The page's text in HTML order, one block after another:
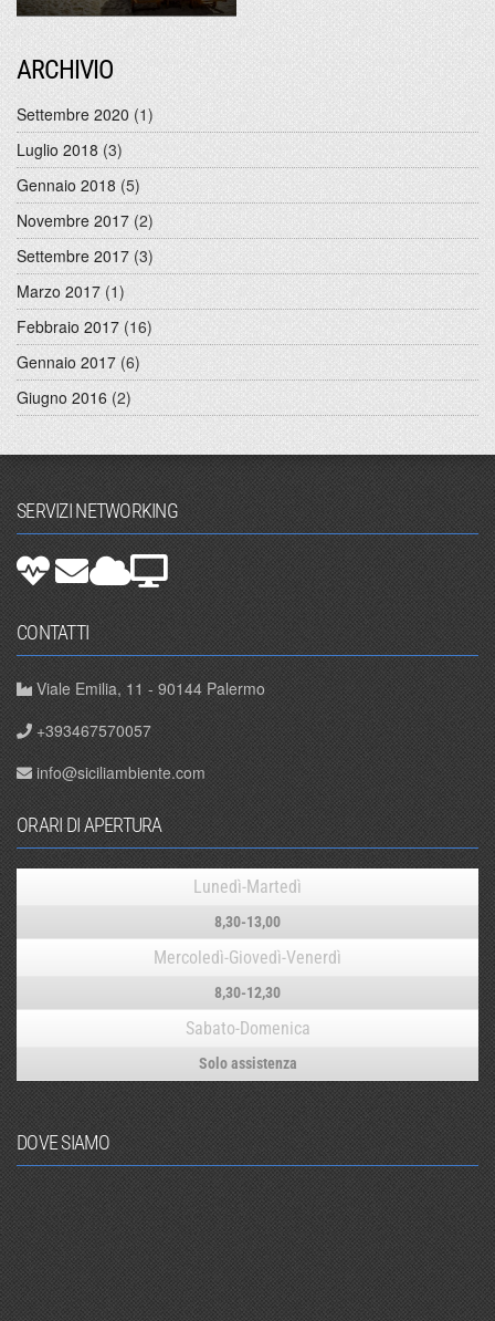
ARCHIVIO
Settembre 2020 (1)
Luglio 2018 (3)
Gennaio 2018 (5)
Novembre 2017 (2)
Settembre 2017 (3)
Marzo 2017 (1)
Febbraio 2017 (16)
Gennaio 2017 (6)
Giugno 2016 (2)
SERVIZI NETWORKING
CONTATTI
Viale Emilia, 11 - 90144 Palermo
+393467570057
info@siciliambiente.com
ORARI DI APERTURA
Lunedì-Martedì
8,30-13,00
Mercoledì-Giovedì-Venerdì
8,30-12,30
Sabato-Domenica
Solo assistenza
DOVE SIAMO